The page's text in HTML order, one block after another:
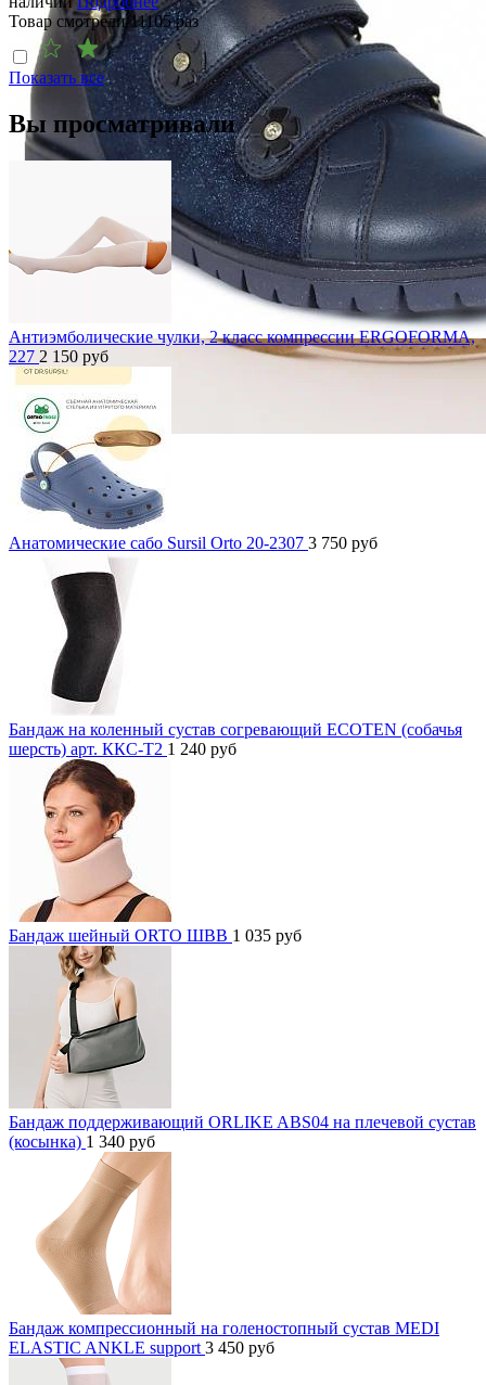
Товар смотрели11105раз
Показать все
Вы просматривали
Антиэмболические чулки, 2 класс компрессии ERGOFORMA,
227 2 150 руб
Анатомические сабо Sursil Orto 20-2307 3 750 руб
Бандаж на коленный сустав согревающий ECOTEN (собачья
шерсть) арт. ККС-Т2 1 240 руб
Бандаж шейный ORTO ШВВ 1 035 руб
Бандаж поддерживающий ORLIKE ABS04 на плечевой сустав
(косынка) 1 340 руб
Бандаж компрессионный на голеностопный сустав MEDI
ELASTIC ANKLE support 3 450 руб